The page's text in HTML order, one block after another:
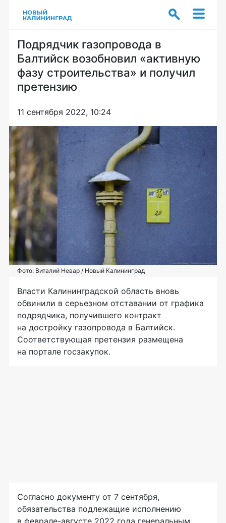
Подрядчик газопровода в
Балтийск возобновил «активную
фазу строительства» и получил
претензию
11 сентября 2022, 10:24
Фото: Виталий Невар / Новый Калининград
Власти Калининградской область вновь
обвинили в серьезном отставании от графика
подрядчика, получившего контракт
на достройку газопровода в Балтийск.
Соответствующая претензия размещена
на портале госзакупок.
Согласно документу от 7 сентября,
обязательства подлежащие исполнению
в феврале-августе 2022 года генеральным